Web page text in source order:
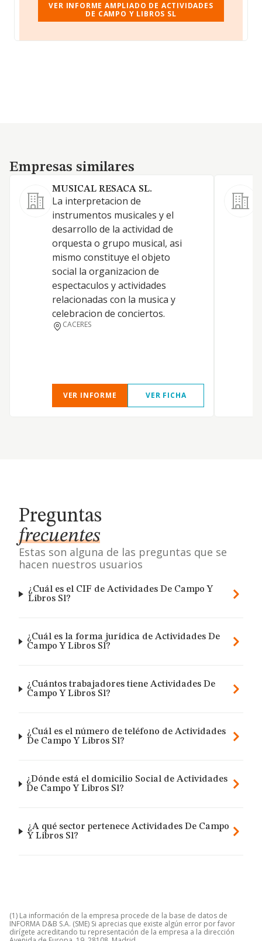
VER INFORME AMPLIADO DE ACTIVIDADES
DE CAMPO Y LIBROS SL
Empresas similares
Empresas similares
MUSICAL RESACA SL.
La interpretacion de
instrumentos musicales y el
desarrollo de la actividad de
orquesta o grupo musical, asi
mismo constituye el objeto
social la organizacion de
espectaculos y actividades
relacionadas con la musica y
celebracion de conciertos.
CACERES
VER INFORME VER FICHA
Preguntas
frecuentes
Estas son alguna de las preguntas que se
hacen nuestros usuarios
¿Cuál es el CIF de Actividades De Campo Y
Libros Sl?
¿Cuál es la forma jurídica de Actividades De
Campo Y Libros Sl?
¿Cuántos trabajadores tiene Actividades De
Campo Y Libros Sl?
¿Cuál es el número de teléfono de Actividades
De Campo Y Libros Sl?
¿Dónde está el domicilio Social de Actividades
De Campo Y Libros Sl?
¿A qué sector pertenece Actividades De Campo
Y Libros Sl?
(1) La información de la empresa procede de la base de datos de
INFORMA D&B S.A. (SME) Si aprecias que existe algún error por favor
dirígete acreditando tu representación de la empresa a la dirección